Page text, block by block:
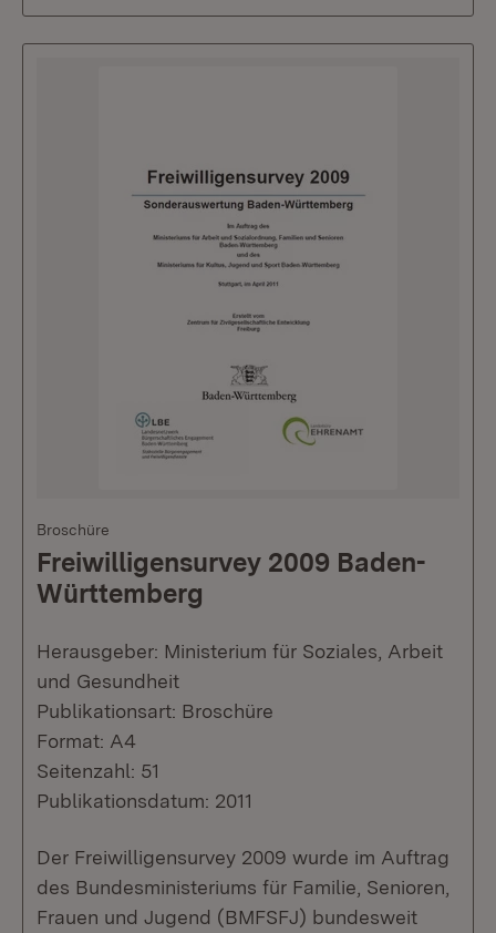
Broschüre
Freiwilligensurvey 2009 Baden-
Württemberg
Herausgeber: Ministerium für Soziales, Arbeit
und Gesundheit
Publikationsart: Broschüre
Format: A4
Seitenzahl: 51
Publikationsdatum: 2011
Der Freiwilligensurvey 2009 wurde im Auftrag
des Bundesministeriums für Familie, Senioren,
Frauen und Jugend (BMFSFJ) bundesweit